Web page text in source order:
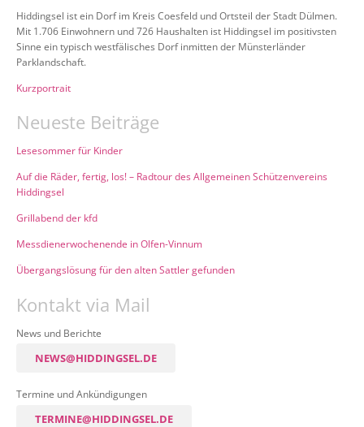
Hiddingsel ist ein Dorf im Kreis Coesfeld und Ortsteil der Stadt Dülmen.
Mit 1.706 Einwohnern und 726 Haushalten ist Hiddingsel im positivsten
Sinne ein typisch westfälisches Dorf inmitten der Münsterländer
Parklandschaft.
Kurzportrait
Neueste Beiträge
Lesesommer für Kinder
Auf die Räder, fertig, los! – Radtour des Allgemeinen Schützenvereins
Hiddingsel
Grillabend der kfd
Messdienerwochenende in Olfen-Vinnum
Übergangslösung für den alten Sattler gefunden
Kontakt via Mail
News und Berichte
NEWS@HIDDINGSEL.DE
Termine und Ankündigungen
TERMINE@HIDDINGSEL.DE